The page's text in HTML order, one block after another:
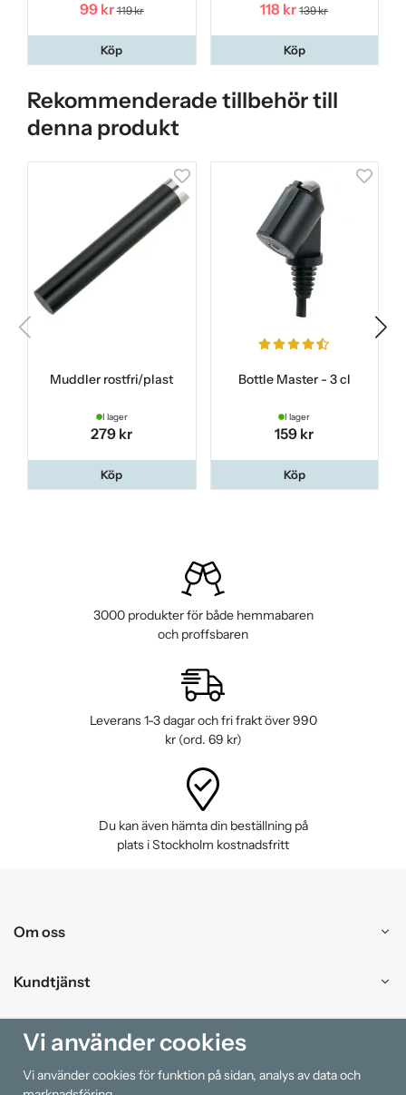
99 kr 119 kr
Köp
118 kr 139 kr
Köp
Rekommenderade tillbehör till
denna produkt
Muddler rostfri/plast
I lager
279 kr
Köp
Bottle Master - 3 cl
I lager
159 kr
Köp
3000 produkter för både hemmabaren
och proffsbaren
Leverans 1-3 dagar och fri frakt över 990
kr (ord. 69 kr)
Du kan även hämta din beställning på
plats i Stockholm kostnadsfritt
Om oss
Kundtjänst
Handla
Information
Vi använder cookies
Vi använder cookies för funktion på sidan, analys av data och